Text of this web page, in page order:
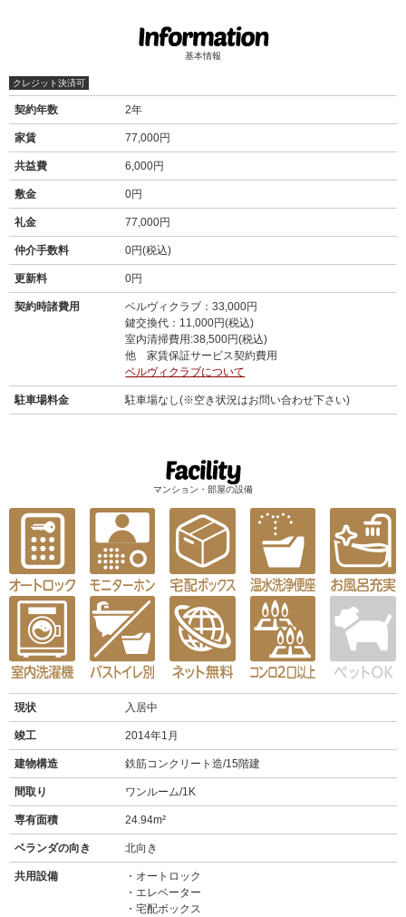
基本情報
クレジット決済可
契約年数 2年
家賃 77,000円
共益費 6,000円
敷金 0円
礼金 77,000円
仲介手数料 0円(税込)
更新料 0円
契約時諸費用
ベルヴィクラブ：33,000円
鍵交換代：11,000円(税込)
室内清掃費用:38,500円(税込)
他 家賃保証サービス契約費用
ベルヴィクラブについて
駐車場料金 駐車場なし(※空き状況はお問い合わせ下さい)
マンション・部屋の設備
現状 入居中
竣工 2014年1月
建物構造 鉄筋コンクリート造/15階建
間取り ワンルーム/1K
専有面積 24.94m²
ベランダの向き 北向き
共用設備
オートロック
エレベーター
宅配ボックス